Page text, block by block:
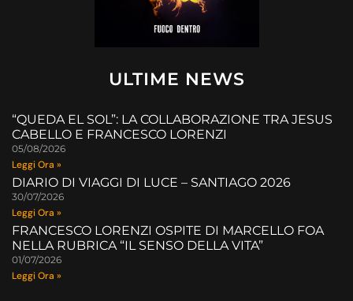
ULTIME NEWS
“QUEDA EL SOL”: LA COLLABORAZIONE TRA JESUS
CABELLO E FRANCESCO LORENZI
05/08/2026
Leggi Ora »
DIARIO DI VIAGGI DI LUCE – SANTIAGO 2026
30/07/2026
Leggi Ora »
FRANCESCO LORENZI OSPITE DI MARCELLO FOA
NELLA RUBRICA “IL SENSO DELLA VITA”
01/07/2026
Leggi Ora »